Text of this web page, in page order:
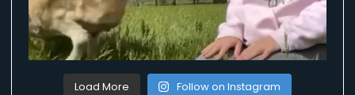
Load More Follow on Instagram